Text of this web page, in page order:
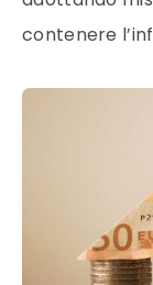
contenere